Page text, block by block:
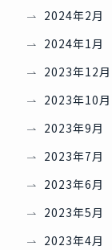
2024年2月
2024年1月
2023年12月
2023年10月
2023年9月
2023年7月
2023年6月
2023年5月
2023年4月